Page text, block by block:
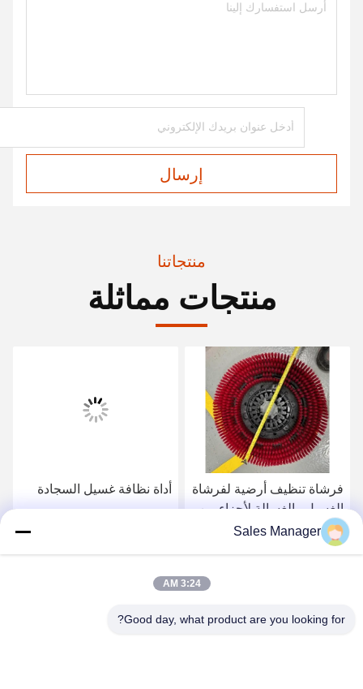
إرسال
منتجاتنا
منتجات مماثلة
فرشاة تنظيف أرضية لفرشاة
الغسيل والغسالة لأجزاء من
معدات التنظيف
أداة نظافة غسيل السجادة
Sales Manager
3:24 AM
Good day, what product are you looking for?